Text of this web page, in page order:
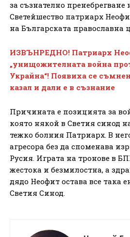
за съзнателно пренебрегване
Светейшество патриарх
на Българската православна
ИЗВЪНРЕДНО! Патриарх
„унищожителната война
Украйна“! Появиха се
казал и дали е в съзнание
Причината е позицията за
която някой в Светия синод
тежко болния Патриарх. В
агресора без да споменава
Русия. Играта на тронове в
жестока и безмилостна, а
дядо Неофит остава все така
Светия Синод.